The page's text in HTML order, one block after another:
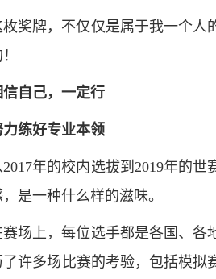
枚奖牌，不仅仅是属于我一个人
信自己，一定行
力练好专业本领
2017年的校内选拔到2019年的
是一种什么样的滋味。
赛场上，每位选手都是各国、各
了许多场比赛的考验，包括模